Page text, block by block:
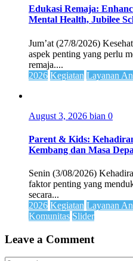
Edukasi Remaja:
Mental Health, Jubilee
Jum’at (27/8/2026)
aspek penting yang perlu
remaja....
2026 Kegiatan Layanan
August 3, 2026 bian 0
Parent & Kids:
Kembang dan Masa
Senin (3/08/2026)
faktor penting yang
secara...
2026 Kegiatan Layanan
Komunitas Slider
Leave a Comment